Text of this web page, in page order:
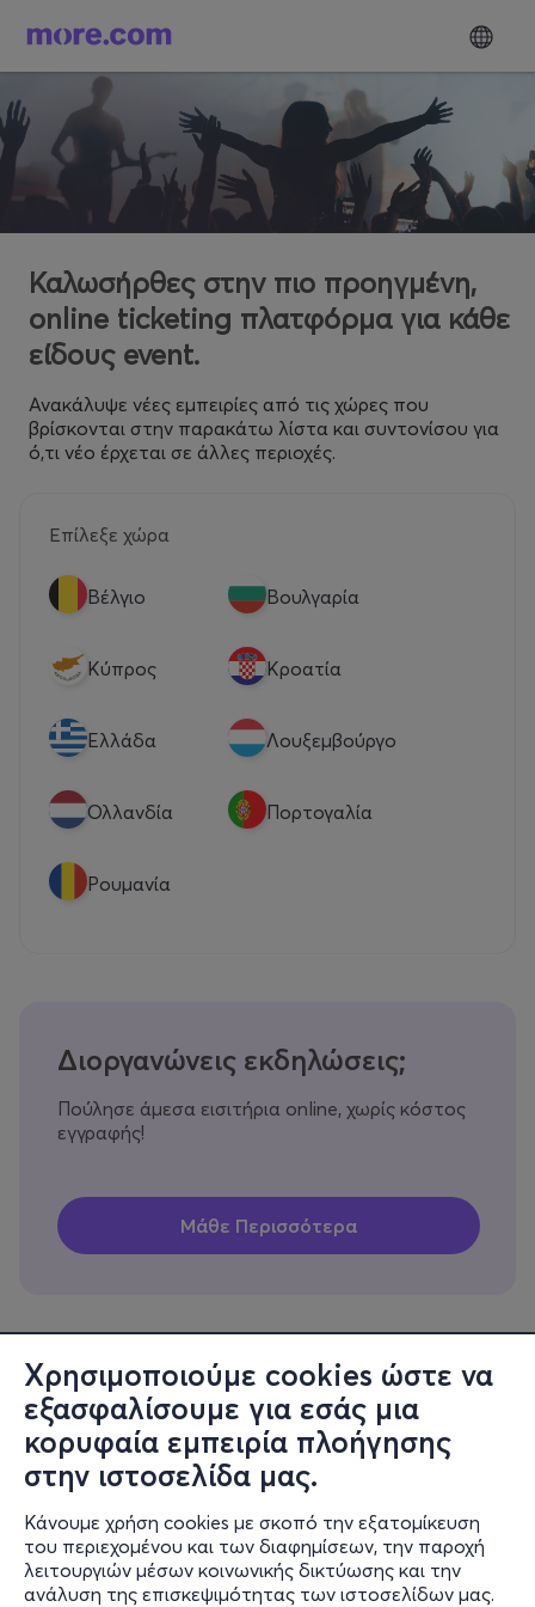
Χρησιμοποιούμε cookies ώστε να
εξασφαλίσουμε για εσάς μια
κορυφαία εμπειρία πλοήγησης
στην ιστοσελίδα μας.
Κάνουμε χρήση cookies με σκοπό την εξατομίκευση
του περιεχομένου και των διαφημίσεων, την παροχή
λειτουργιών μέσων κοινωνικής δικτύωσης και την
ανάλυση της επισκεψιμότητας των ιστοσελίδων μας.
Καλωσήρθες στην πιο προηγμένη,
online ticketing πλατφόρμα για κάθε
είδους event.
Ανακάλυψε νέες εμπειρίες από τις χώρες που
βρίσκονται στην παρακάτω λίστα και συντονίσου για
ό,τι νέο έρχεται σε άλλες περιοχές.
Επίλεξε χώρα
Βέλγιο Βουλγαρία
Κύπρος Κροατία
Eλλάδα Λουξεμβούργο
Ολλανδία Πορτογαλία
Ρουμανία
Διοργανώνεις εκδηλώσεις;
Πούλησε άμεσα εισιτήρια online, χωρίς κόστος
εγγραφής!
Πληροφορίες
Υποστήριξη
Stay Connected